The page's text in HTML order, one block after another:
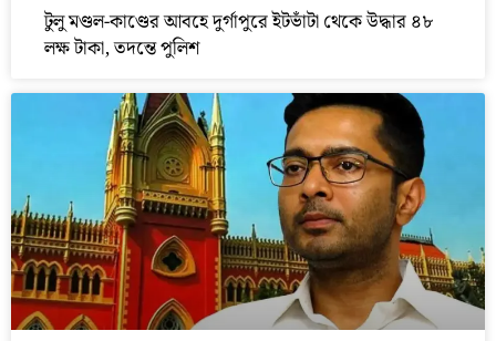
টুলু মণ্ডল-কাণ্ডের আবহে দুর্গাপুরে ইটভাঁটা থেকে উদ্ধার ৪৮
লক্ষ টাকা, তদন্তে পুলিশ